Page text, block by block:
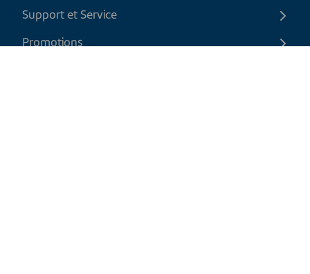
Support et Service
Promotions